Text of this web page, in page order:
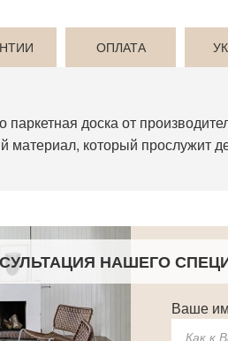
ОПЛАТА
доска от
который прослужит
НАШЕГО
Ваше